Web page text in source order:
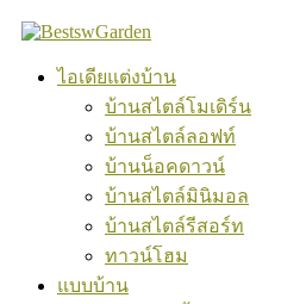
Skip
to
ไอเดียแต่งบ้าน
บ้านสไตล์โมเดิร์น
บ้านสไตล์ลอฟท์
บ้านน็อคดาวน์
บ้านสไตล์มินิมอล
บ้านสไตล์รีสอร์ท
ทาวน์โฮม
แบบบ้าน